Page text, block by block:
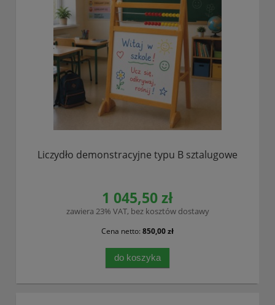
Liczydło demonstracyjne typu B sztalugowe
1 045,50 zł
zawiera 23% VAT, bez kosztów dostawy
Cena netto: 850,00 zł
do koszyka